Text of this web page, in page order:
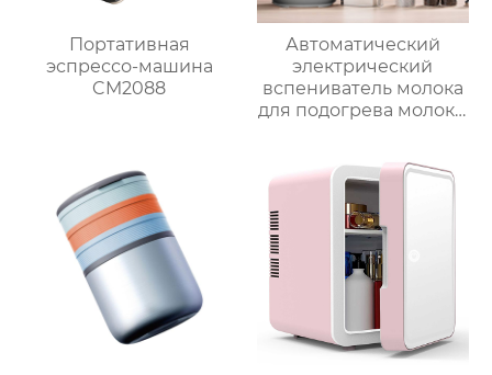
Портативная
эспрессо-машина
CM2088
Автоматический
электрический
вспениватель молока
для подогрева молока,
нержавеющей стали,
пароварочный
аппарат для молока